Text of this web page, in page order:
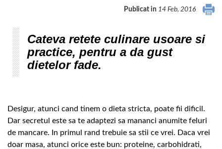
Publicat in 14 Feb, 2016
Cateva retete culinare usoare si
practice, pentru a da gust
dietelor fade.
Desigur, atunci cand tinem o dieta stricta, poate fii dificil.
Dar secretul este sa te adaptezi sa mananci anumite feluri
de mancare. In primul rand trebuie sa stii ce vrei. Daca vrei
doar masa, atunci orice este bun: proteine, carbohidrati,